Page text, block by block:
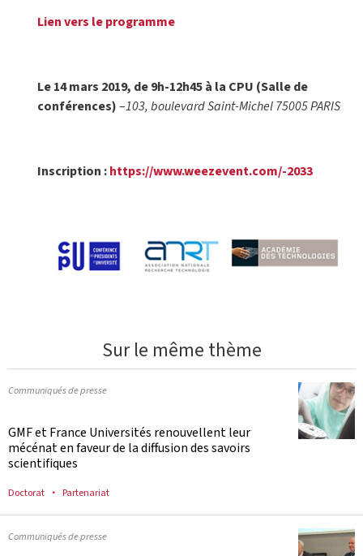
Lien vers le programme
Le 14 mars 2019, de 9h-12h45 à la CPU (Salle de
conférences)–103, boulevard Saint-Michel 75005 PARIS
Inscription :https://www.weezevent.com/-2033
Sur le même thème
Communiqués de presse
GMF et France Universités renouvellent leur
mécénat en faveur de la diffusion des savoirs
scientifiques
Doctorat Partenariat
Communiqués de presse